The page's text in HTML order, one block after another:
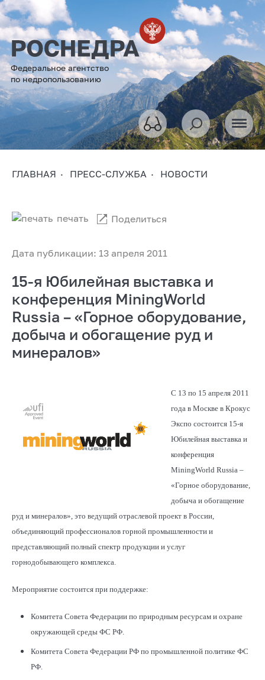
Федеральное агентство
по недропользованию
ГЛАВНАЯ ПРЕСС-СЛУЖБА НОВОСТИ
Дата публикации: 13 апреля 2011
печать Поделиться
15-я Юбилейная выставка и
конференция MiningWorld
Russia – «Горное оборудование,
добыча и обогащение руд и
минералов»
С 13 по 15 апреля 2011
года в Москве в Крокус
Экспо состоится 15-я
Юбилейная выставка и
конференция
MiningWorld Russia –
«Горное оборудование,
добыча и обогащение
руд и минералов», это ведущий отраслевой проект в России,
объединяющий профессионалов горной промышленности и
представляющий полный спектр продукции и услуг
горнодобывающего комплекса.
Мероприятие состоится при поддержке:
Комитета Совета Федерации по природным ресурсам и охране
окружающей среды ФС РФ.
Комитета Совета Федерации РФ по промышленной политике ФС
РФ.